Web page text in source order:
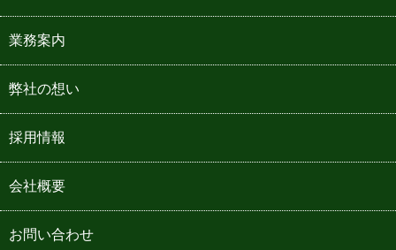
業務案内
弊社の想い
採用情報
会社概要
お問い合わせ